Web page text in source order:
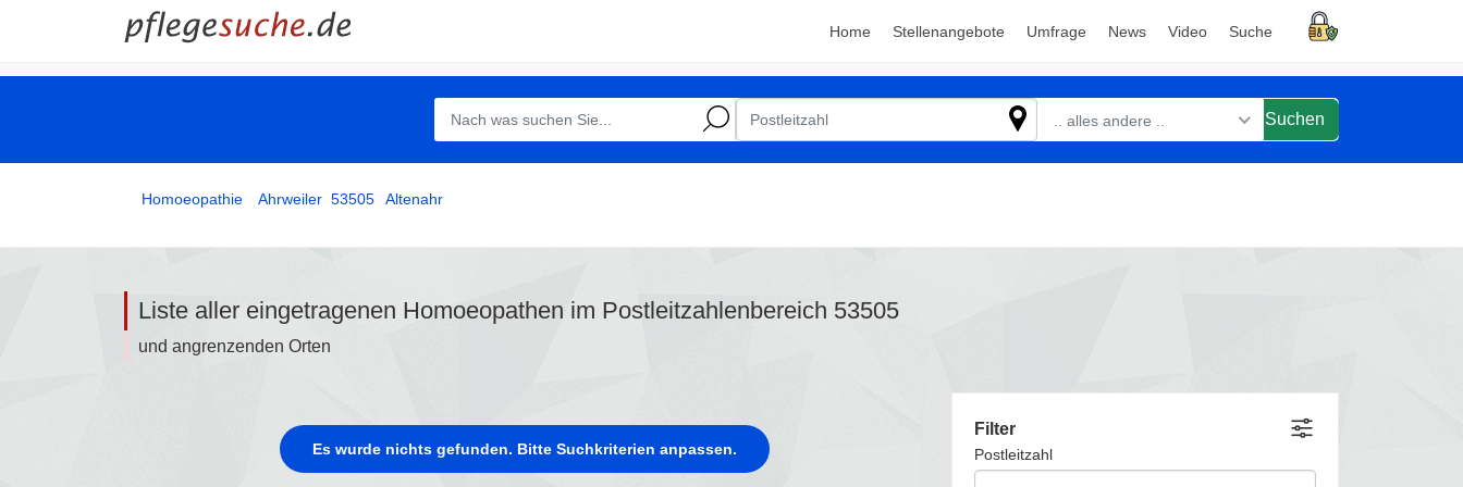
.. alles andere .. Suchen
Homoeopathie Ahrweiler 53505 Altenahr
Liste aller eingetragenen Homoeopathen im Postleitzahlenbereich 53505
und angrenzenden Orten
Es wurde nichts gefunden. Bitte Suchkriterien anpassen.
Filter
Postleitzahl
Home Stellenangebote Umfrage News Video Suche